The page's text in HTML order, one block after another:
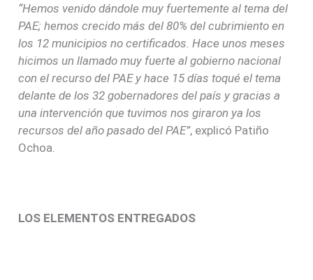
“Hemos venido dándole muy fuertemente al tema del
PAE; hemos crecido más del 80% del cubrimiento en
los 12 municipios no certificados. Hace unos meses
hicimos un llamado muy fuerte al gobierno nacional
con el recurso del PAE y hace 15 días toqué el tema
delante de los 32 gobernadores del país y gracias a
una intervención que tuvimos nos giraron ya los
recursos del año pasado del PAE”, explicó Patiño
Ochoa.
LOS ELEMENTOS ENTREGADOS